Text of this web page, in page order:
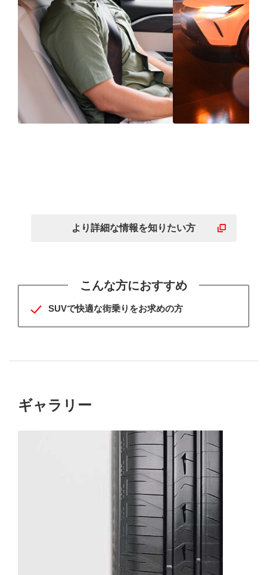
より詳細な情報を知りたい方
こんな方におすすめ
SUVで快適な街乗りをお求めの方
ギャラリー